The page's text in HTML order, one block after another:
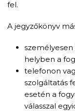
fel.
A jegyzőkönyv
helyben a
telefonon
szolgáltatás
esetén a
válasszal